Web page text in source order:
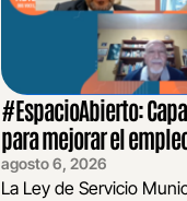
#EspacioAbierto:
para mejorar el
agosto 6, 2026
La Ley de Servicio